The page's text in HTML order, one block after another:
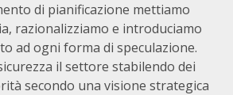
di pianificazione mettiamo
razionalizziamo e introduciamo
ad ogni forma di speculazione.
il settore stabilendo dei
secondo una visione strategica